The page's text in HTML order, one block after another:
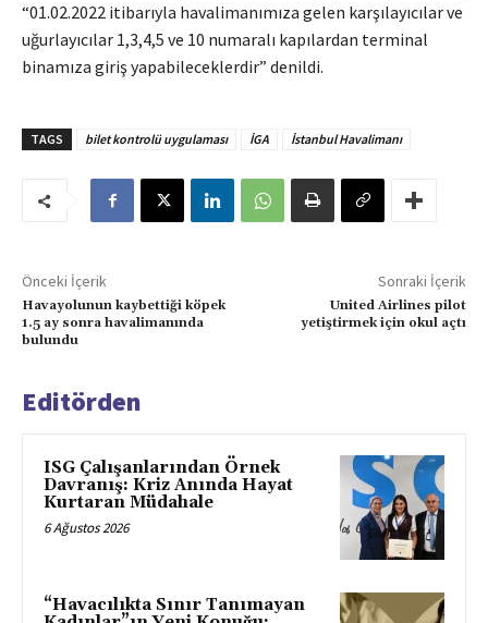
“01.02.2022 itibarıyla havalimanımıza gelen karşılayıcılar ve
uğurlayıcılar 1,3,4,5 ve 10 numaralı kapılardan terminal
binamıza giriş yapabileceklerdir” denildi.
TAGS bilet kontrolü uygulaması İGA İstanbul Havalimanı
Önceki İçerik
Havayolunun kaybettiği köpek
1.5 ay sonra havalimanında
bulundu
Sonraki İçerik
United Airlines pilot
yetiştirmek için okul açtı
Editörden
ISG Çalışanlarından Örnek
Davranış: Kriz Anında Hayat
Kurtaran Müdahale
6 Ağustos 2026
“Havacılıkta Sınır Tanımayan